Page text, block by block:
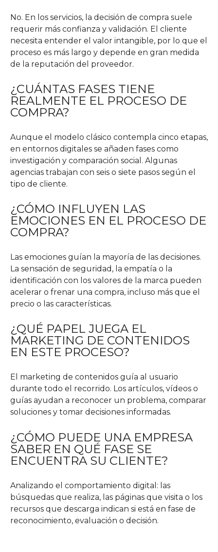
No. En los servicios, la decisión de compra suele
requerir más confianza y validación. El cliente
necesita entender el valor intangible, por lo que el
proceso es más largo y depende en gran medida
de la reputación del proveedor.
¿CUÁNTAS FASES TIENE
REALMENTE EL PROCESO DE
COMPRA?
Aunque el modelo clásico contempla cinco etapas,
en entornos digitales se añaden fases como
investigación y comparación social. Algunas
agencias trabajan con seis o siete pasos según el
tipo de cliente.
¿CÓMO INFLUYEN LAS
EMOCIONES EN EL PROCESO DE
COMPRA?
Las emociones guían la mayoría de las decisiones.
La sensación de seguridad, la empatía o la
identificación con los valores de la marca pueden
acelerar o frenar una compra, incluso más que el
precio o las características.
¿QUÉ PAPEL JUEGA EL
MARKETING DE CONTENIDOS
EN ESTE PROCESO?
El marketing de contenidos guía al usuario
durante todo el recorrido. Los artículos, vídeos o
guías ayudan a reconocer un problema, comparar
soluciones y tomar decisiones informadas.
¿CÓMO PUEDE UNA EMPRESA
SABER EN QUÉ FASE SE
ENCUENTRA SU CLIENTE?
Analizando el comportamiento digital: las
búsquedas que realiza, las páginas que visita o los
recursos que descarga indican si está en fase de
reconocimiento, evaluación o decisión.